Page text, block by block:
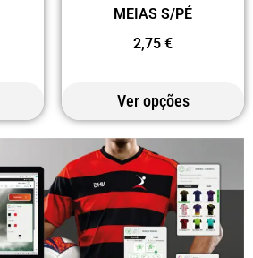
MEIAS S/PÉ
2,75 €
Ver opções